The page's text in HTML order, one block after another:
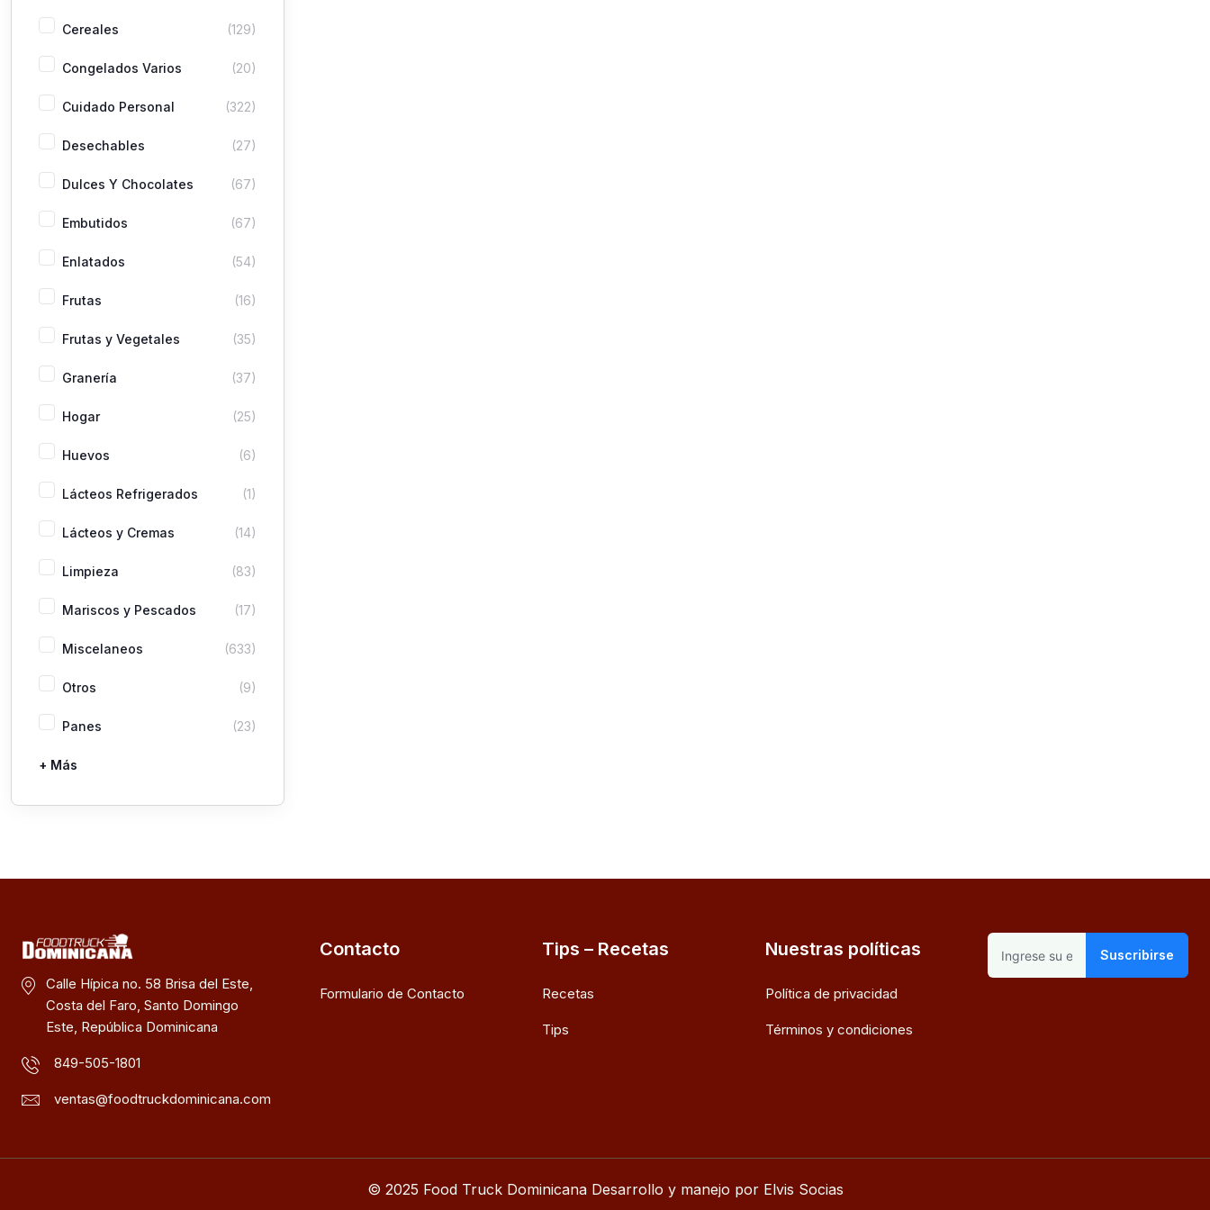
Cereales (129)
Congelados Varios (20)
Cuidado Personal (322)
Desechables (27)
Dulces Y Chocolates (67)
Embutidos (67)
Enlatados (54)
Frutas (16)
Frutas y Vegetales (35)
Granería (37)
Hogar (25)
Huevos (6)
Lácteos Refrigerados (1)
Lácteos y Cremas (14)
Limpieza (83)
Mariscos y Pescados (17)
Miscelaneos (633)
Otros (9)
Panes (23)
Pastas
Picaderas
Sazones y Salsas
Vegetales
+ Más
Calle Hípica no. 58 Brisa del Este,
Costa del Faro, Santo Domingo
Este, República Dominicana
849-505-1801
ventas@foodtruckdominicana.com
Contacto
Formulario de Contacto
Tips – Recetas
Recetas
Tips
Nuestras políticas
Política de privacidad
Términos y condiciones
Suscribirse
© 2025 Food Truck Dominicana Desarrollo y manejo por Elvis Socias